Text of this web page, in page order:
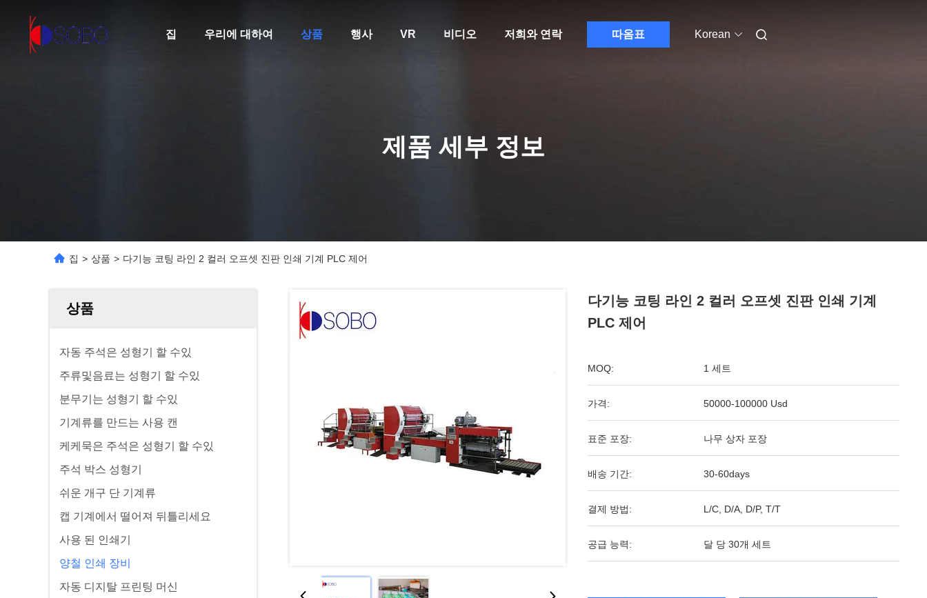
집 우리에 대하여 상품 행사 VR 비디오 저희와 연락 따옴표 Korean
제품 세부 정보
집 > 상품 > 다기능 코팅 라인 2 컬러 오프셋 진판 인쇄 기계 PLC 제어
상품
자동 주석은 성형기 할 수있
주류및음료는 성형기 할 수있
분무기는 성형기 할 수있
기계류를 만드는 사용 캔
케케묵은 주석은 성형기 할 수있
주석 박스 성형기
쉬운 개구 단 기계류
캡 기계에서 떨어져 뒤틀리세요
사용 된 인쇄기
양철 인쇄 장비
자동 디지탈 프린팅 머신
다기능 코팅 라인 2 컬러 오프셋 진판 인쇄 기계
PLC 제어
MOQ: 1 세트
가격: 50000-100000 Usd
표준 포장: 나무 상자 포장
배송 기간: 30-60days
결제 방법: L/C, D/A, D/P, T/T
공급 능력: 달 당 30개 세트